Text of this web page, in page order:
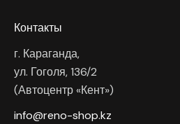
Контакты
г. Караганда,
ул. Гоголя, 136/2
(Автоцентр «Кент»)
info@reno-shop.kz